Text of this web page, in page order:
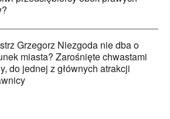
Grzegorz Niezgoda nie dba o
miasta? Zarośnięte chwastami
do jednej z głównych atrakcji